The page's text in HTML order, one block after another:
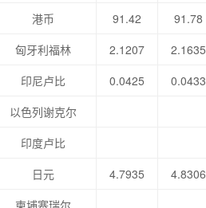
港币
91.42 91.78
匈牙利福林
2.1207 2.1635
印尼卢比
0.0425 0.0433
以色列谢克尔
印度卢比
日元
4.7935 4.8306
柬埔寨瑞尔